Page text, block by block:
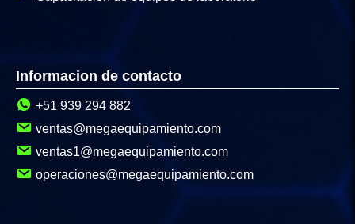
Informacion de contacto
+51 939 294 882
ventas@megaequipamiento.com
ventas1@megaequipamiento.com
operaciones@megaequipamiento.com